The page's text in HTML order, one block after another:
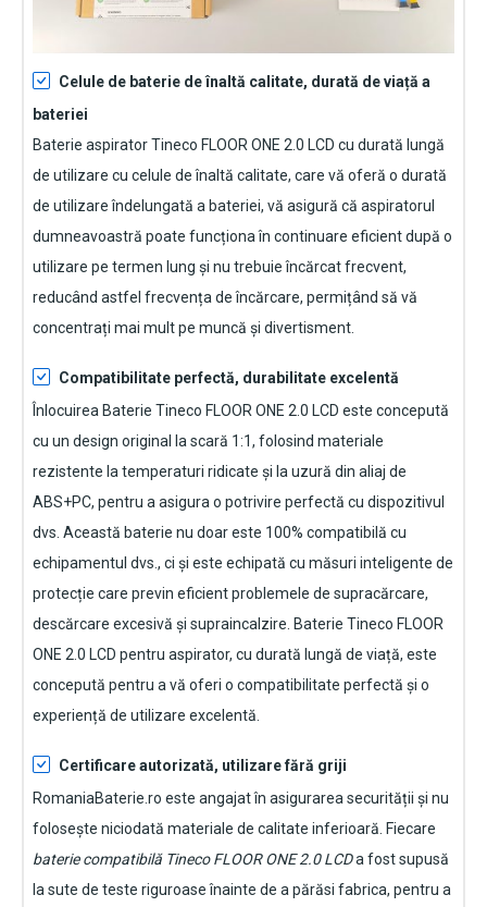
Celule de baterie de înaltă calitate, durată de viață a
bateriei
Baterie aspirator Tineco FLOOR ONE 2.0 LCD cu durată lungă
de utilizare cu celule de înaltă calitate, care vă oferă o durată
de utilizare îndelungată a bateriei, vă asigură că aspiratorul
dumneavoastră poate funcționa în continuare eficient după o
utilizare pe termen lung și nu trebuie încărcat frecvent,
reducând astfel frecvența de încărcare, permițând să vă
concentrați mai mult pe muncă și divertisment.
Compatibilitate perfectă, durabilitate excelentă
Înlocuirea Baterie Tineco FLOOR ONE 2.0 LCD este concepută
cu un design original la scară 1:1, folosind materiale
rezistente la temperaturi ridicate și la uzură din aliaj de
ABS+PC, pentru a asigura o potrivire perfectă cu dispozitivul
dvs. Această baterie nu doar este 100% compatibilă cu
echipamentul dvs., ci și este echipată cu măsuri inteligente de
protecție care previn eficient problemele de supracărcare,
descărcare excesivă și supraincalzire. Baterie Tineco FLOOR
ONE 2.0 LCD pentru aspirator, cu durată lungă de viață, este
concepută pentru a vă oferi o compatibilitate perfectă și o
experiență de utilizare excelentă.
Certificare autorizată, utilizare fără griji
RomaniaBaterie.ro este angajat în asigurarea securității și nu
folosește niciodată materiale de calitate inferioară. Fiecare
baterie compatibilă Tineco FLOOR ONE 2.0 LCDa fost supusă
la sute de teste riguroase înainte de a părăsi fabrica, pentru a